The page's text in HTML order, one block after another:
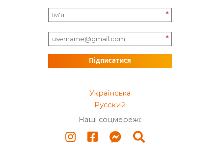
*
*
Підписатися
Українська
Русский
Наші соцмережі: